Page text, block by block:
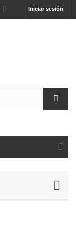
Iniciar sesión